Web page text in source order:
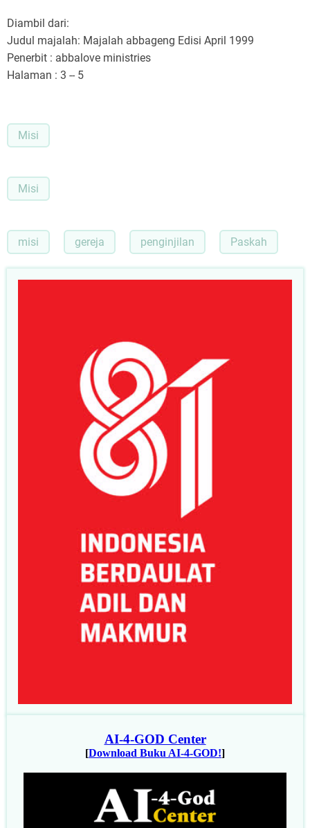
Diambil dari:
Judul majalah: Majalah abbageng Edisi April 1999
Penerbit : abbalove ministries
Halaman : 3 -- 5
Misi
Misi
misi gereja penginjilan Paskah